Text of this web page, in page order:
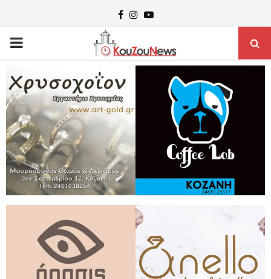
Facebook
Instagram
Youtube
PRIMARY
MENU